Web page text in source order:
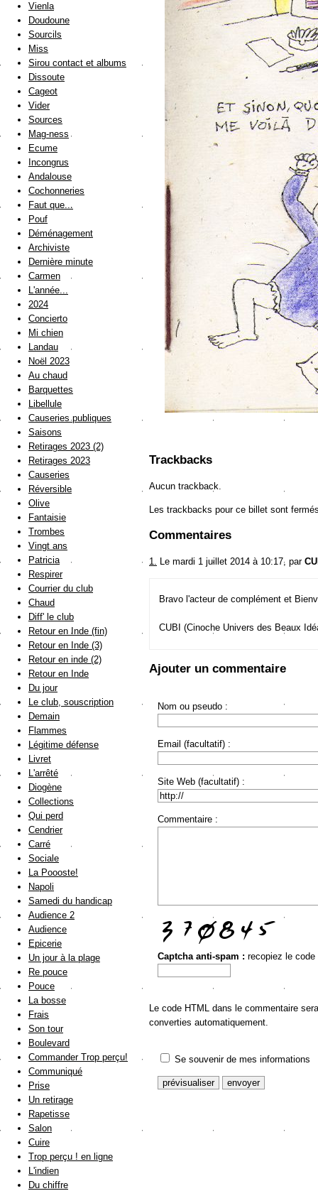
Trackbacks
Aucun trackback.
Les trackbacks pour ce billet sont
Commentaires
1. Le mardi 1 juillet 2014 à 10:17, par
Bravo l'acteur de complément et
CUBI (Cinoche Univers des Beaux
Ajouter un commentaire
Nom ou pseudo :
Email (facultatif) :
Site Web (facultatif) :
Commentaire :
Captcha anti-spam : recopiez le code
Le code HTML dans le commentaire
converties automatiquement.
Se souvenir de mes informations
Vienla
Doudoune
Sourcils
Miss
Sirou contact et albums
Dissoute
Cageot
Vider
Sources
Mag-ness
Ecume
Incongrus
Andalouse
Cochonneries
Faut que...
Pouf
Déménagement
Archiviste
Dernière minute
Carmen
L'année...
2024
Concierto
Mi chien
Landau
Noël 2023
Au chaud
Barquettes
Libellule
Causeries publiques
Saisons
Retirages 2023 (2)
Retirages 2023
Causeries
Réversible
Olive
Fantaisie
Trombes
Vingt ans
Patricia
Respirer
Courrier du club
Chaud
Diff' le club
Retour en Inde (fin)
Retour en Inde (3)
Retour en inde (2)
Retour en Inde
Du jour
Le club, souscription
Demain
Flammes
Légitime défense
Livret
L'arrêté
Diogène
Collections
Qui perd
Cendrier
Carré
Sociale
La Poooste!
Napoli
Samedi du handicap
Audience 2
Audience
Epicerie
Un jour à la plage
Re pouce
Pouce
La bosse
Frais
Son tour
Boulevard
Commander Trop perçu!
Communiqué
Prise
Un retirage
Rapetisse
Salon
Cuire
Trop perçu ! en ligne
L'indien
Du chiffre